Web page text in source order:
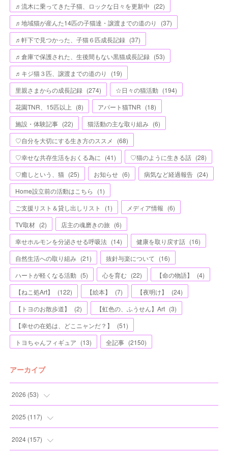
♬流木に乗ってきた子猫、ロックな日々を更新中 (22)
♬地域猫が産んた14匹の子猫達・譲渡までの道のり
(37)
♬軒下で見つかった、子猫６匹成長記録 (37)
♬倉庫で保護された、生後間もない黒猫成長記録 (53)
♬キジ猫３匹、譲渡までの道のり
(19)
里親さまからの成長記録 (274) ☆日々の猫活動 (194)
花園TNR、15匹以上 (8) アパート猫TNR (18)
施設・体験記事 (22) 猫活動の主な取り組み (6)
♡自分を大切にする生き方のススメ
(68)
♡幸せな共存生活をおくる為に (41) ♡猫のように生きる話 (28)
♡癒しという、猫 (25) お知らせ (6) 病気など経過報告 (24)
Home設立前の活動はこちら
(1)
ご支援リスト＆貸し出しリスト
(1) メディア情報 (6)
TV取材 (2) 店主の魂磨きの旅 (6)
幸せホルモンを分泌させる呼吸法 (14) 健康を取り戻す話 (16)
自然生活への取り組み (21) 抜針与楽について (16)
ハートが軽くなる活動 (5) 心を育む (22) 【命の物語】 (4)
【ねこ処Art】
(122) 【絵本】 (7) 【夜明け】 (24)
【トヨのお散歩道】
(2) 【虹色の、ふうせん】Art (3)
【幸せの在処は、どこニャンだ？】
(51)
トヨちゃんフィギュア (13) 全記事 (2150)
アーカイブ
2026 (53)
(1)
(5)
2025 (117)
(11
2024(157)